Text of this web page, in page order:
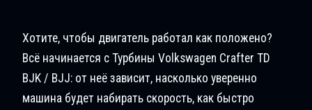
Хотите, чтобы двигатель работал как положено?
Всё начинается с Турбины Volkswagen Crafter TD
BJK / BJJ: от неё зависит, насколько уверенно
машина будет набирать скорость, как быстро